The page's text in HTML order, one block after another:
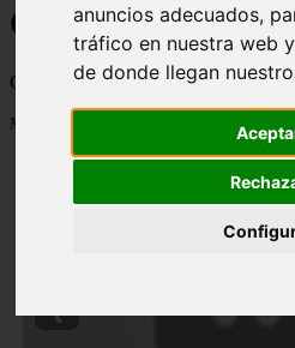
anuncios adecuados,
tráfico en nuestra web
de donde llegan
Curiosidades y
Cosas curiosas, curiosidades, noticias
Mostrando 1 - 24 de 2838 artículos